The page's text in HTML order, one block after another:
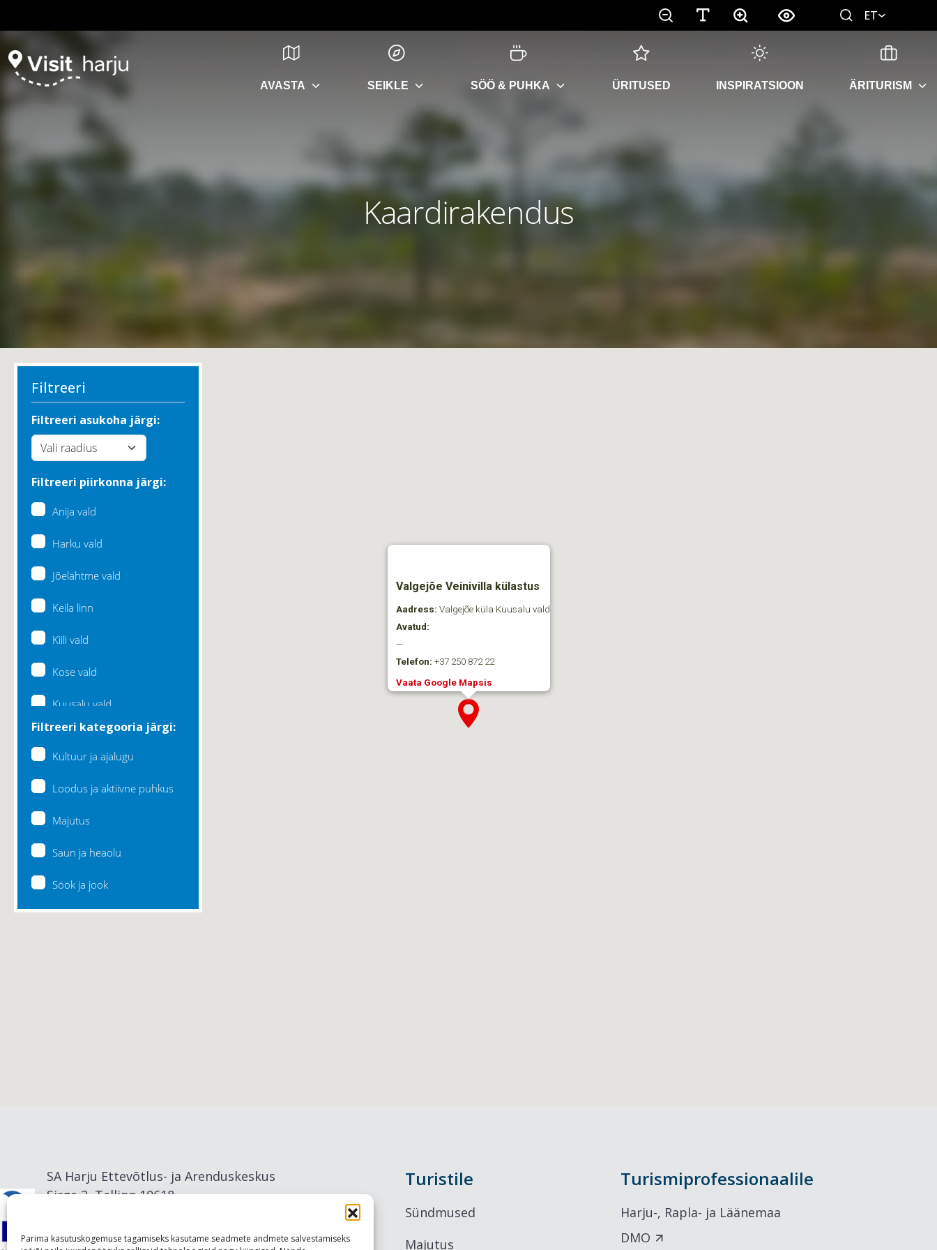
Parima kasutuskogemuse tagamiseks kasutame seadmete andmete salvestamiseks
ET
AVASTA SEIKLE SÖÖ & PUHKA ÜRITUSED INSPIRATSIOON ÄRITURISM
Kaardirakendus
Filtreeri
Filtreeri asukoha järgi:
Filtreeri piirkonna järgi:
Anija vald
Harku vald
Jõelähtme vald
Keila linn
Kiili vald
Kose vald
Kuusalu vald
Lääne-Harju vald
Filtreeri kategooria järgi:
Kultuur ja ajalugu
Loodus ja aktiivne puhkus
Majutus
Saun ja heaolu
Söök ja jook
Valgejõe Veinivilla külastus
Aadress: Valgejõe küla Kuusalu vald
Avatud:
—
Telefon: +37 250 872 22
Vaata Google Mapsis
SA Harju Ettevõtlus- ja Arenduskeskus
Sirge 2, Tallinn 10618
Turistile
Sündmused
Majutus
Turismiprofessionaalile
Harju-, Rapla- ja Läänemaa
DMO